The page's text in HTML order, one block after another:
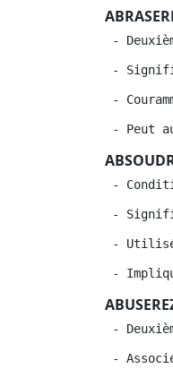
-
-
-
- Peut
-
-
- Utilisé
-
-
-